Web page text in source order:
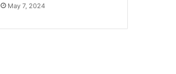
May 7, 2024